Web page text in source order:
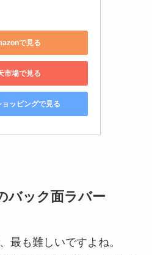
で見る
市場で見る
ッピングで見る
バック面ラバー
最も難しいですよね。